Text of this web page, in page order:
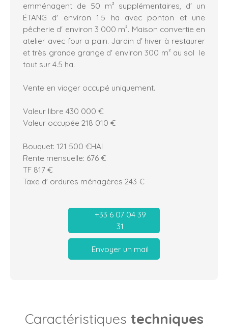
emménagent de 50 m² supplémentaires, d' un
ÉTANG d' environ 1.5 ha avec ponton et une
pêcherie d' environ 3 000 m². Maison convertie en
atelier avec four a pain. Jardin d' hiver à restaurer
et très grande grange d' environ 300 m² au sol le
tout sur 4.5 ha.
Vente en viager occupé uniquement.
Valeur libre 430 000 €
Valeur occupée 218 010 €
Bouquet: 121 500 €HAI
Rente mensuelle: 676 €
TF 817 €
Taxe d' ordures ménagères 243 €
+33 6 07 04 39
31
Envoyer un mail
Caractéristiques techniques